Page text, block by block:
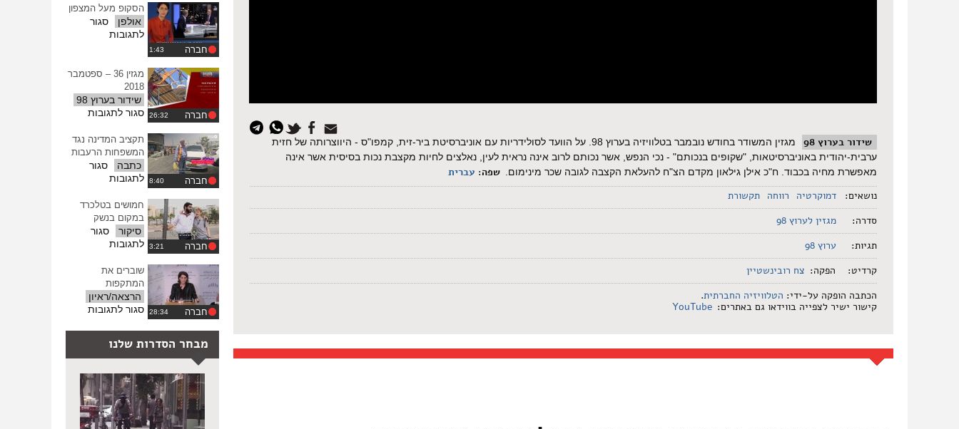
שידור בערוץ 98
מגזין המשודר בחודש נובמבר בטלוויזיה בערוץ 98. על הוועד לסולידריות עם אוניברסיטת ביר-זית, קמפו"ס - היווצרותה של חזית
ערבית-יהודית באוניברסיטאות, "שקופים בנכותם" - נכי הנפש, אשר נכותם לרוב אינה נראית לעין, נאלצים לחיות מקצבת נכות בסיסית אשר אינה
מאפשרת מחיה בכבוד. ח"כ אילן גילאון מקדם הצ"ח להעלאת הקצבה לגובה שכר מינימום.
שפה: עברית
נושאים:
דמוקרטיה רווחה תקשורת
סדרה:
מגזין לערוץ 98
תגיות:
ערוץ 98
קרדיט:
הפקה: צח רובינשטיין
הכתבה הופקה על-ידי: הטלוויזיה החברתית.
קישור ישיר לצפייה בווידאו גם באתרים: YouTube
את
גופן
בצל
חברה
הסקופ מעל המצפון
אולפן
סגור
לתגובותעל
המצפון
חברה
מגזין 36 – ספטמבר
2018
שידור בערוץ 98
סגור לתגובותעל
36
–
חברה
תקציב המדינה נגד
המשפחות הרעבות
כתבה
סגור
לתגובותעל
המדינה
נגד
המשפחות
הרעבות
חברה
חמושים בטלכרד
במקום בנשק
סיקור
סגור
לתגובותעל
בטלכרד
במקום
בנשק
חברה
שוברים את
המתקפות
הרצאה/ראיון
סגור לתגובותעל
את
מבחר הסדרות שלנו